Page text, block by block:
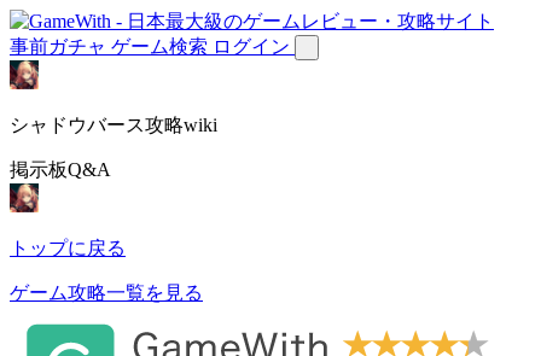
事前ガチャ ゲーム検索 ログイン
シャドウバース攻略wiki
掲示板Q&A
トップに戻る
ゲーム攻略一覧を見る